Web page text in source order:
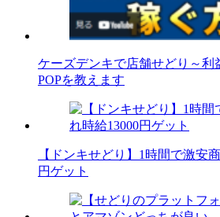
ケーズデンキで店舗せどり～利
POPを教えます
【ドンキせどり】1時間で激安
円ゲット